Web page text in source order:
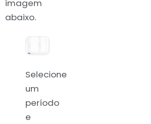
imagem
abaixo.
Selecione
um
período
e